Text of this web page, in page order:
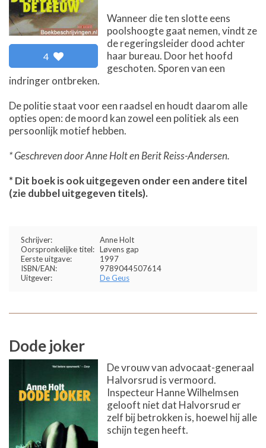
4
Wanneer die ten slotte eens
poolshoogte gaat nemen, vindt ze
de regeringsleider dood achter
haar bureau. Door het hoofd
geschoten. Sporen van een
indringer ontbreken.
De politie staat voor een raadsel en houdt daarom alle
opties open: de moord kan zowel een politiek als een
persoonlijk motief hebben.
* Geschreven door Anne Holt en Berit Reiss-Andersen.
* Dit boek is ook uitgegeven onder een andere titel
(zie dubbel uitgegeven titels).
Schrijver:
Anne Holt
Oorspronkelijke titel: Løvens gap
Eerste uitgave:
1997
ISBN/EAN:
9789044507614
Uitgever:
De Geus
Dode joker
De vrouw van advocaat-generaal
Halvorsrud is vermoord.
Inspecteur Hanne Wilhelmsen
gelooft niet dat Halvorsrud er
zelf bij betrokken is, hoewel hij alle
schijn tegen heeft.